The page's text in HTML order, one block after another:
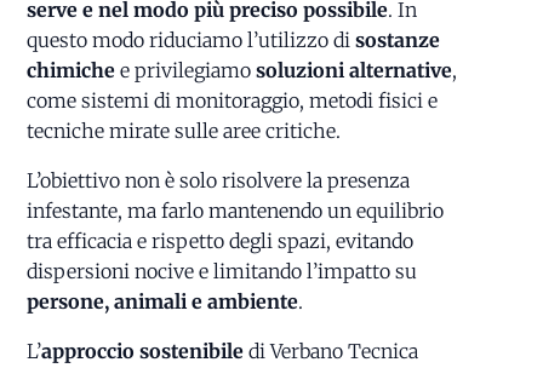
serve e nel modo più preciso possibile. In
questo modo riduciamo l’utilizzo disostanze
chimiche e privilegiamosoluzioni alternative,
come sistemi di monitoraggio, metodi fisici e
tecniche mirate sulle aree critiche.
L’obiettivo non è solo risolvere la presenza
infestante, ma farlo mantenendo un equilibrio
tra efficacia e rispetto degli spazi, evitando
dispersioni nocive e limitando l’impatto su
persone, animali e ambiente.
L’approccio sostenibile di Verbano Tecnica